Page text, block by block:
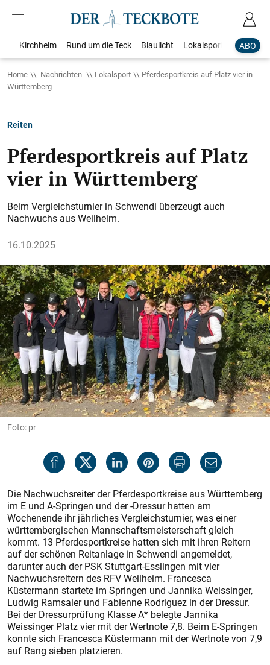
ABO
Kirchheim Rund um die Teck Blaulicht Lokalsport
Home Nachrichten Lokalsport
Pferdesportkreis auf Platz vier in
Württemberg
Reiten
Pferdesportkreis auf Platz
vier in Württemberg
Beim Vergleichsturnier in Schwendi überzeugt auch
Nachwuchs aus Weilheim.
16.10.2025
Foto: pr
Die Nachwuchsreiter der Pferdesportkreise aus Württemberg
im E und A-Springen und der -Dressur hatten am
Wochenende ihr jährliches Vergleichsturnier, was einer
württembergischen Mannschaftsmeisterschaft gleich
kommt. 13 Pferdesportkreise hatten sich mit ihren Reitern
auf der schönen Reitanlage in Schwendi angemeldet,
darunter auch der PSK Stuttgart-Esslingen mit vier
Nachwuchsreitern des RFV Weilheim. Francesca
Küstermann startete im Springen und Jannika Weissinger,
Ludwig Ramsaier und Fabienne Rodriguez in der Dressur.
Bei der Dressurprüfung Klasse A* belegte Jannika
Weissinger Platz vier mit der Wertnote 7,8. Beim E-Springen
konnte sich Francesca Küstermann mit der Wertnote von 7,9
auf Rang sieben platzieren.